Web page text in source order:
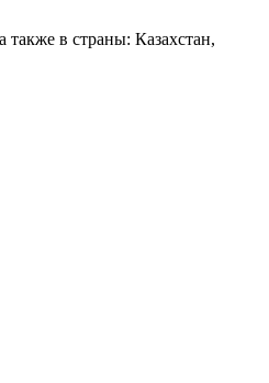
в страны: Казахстан,